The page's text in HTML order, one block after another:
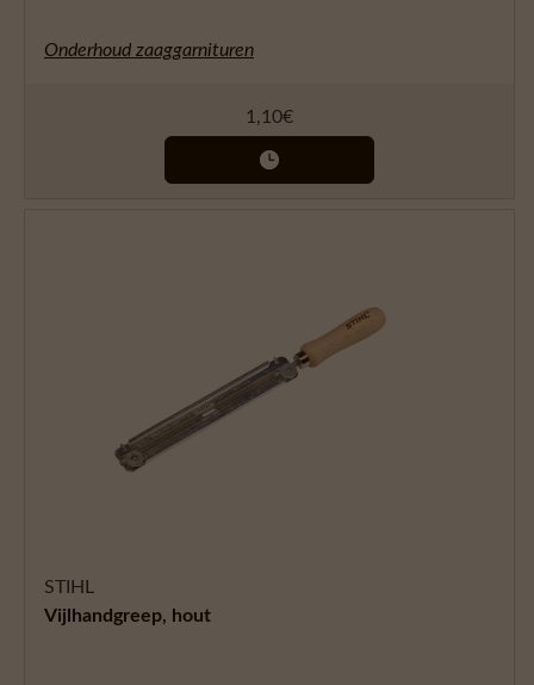
Onderhoud zaaggarnituren
1,10€
STIHL
Vijlhandgreep, hout